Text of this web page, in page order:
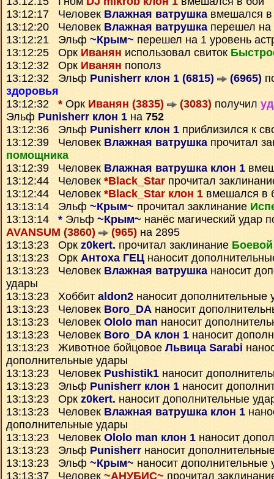
13:12:17 Человек Влажная ватрушка вмешался в
13:12:20 Человек Влажная ватрушкаперешел на
13:12:21 Эльф ~Крым~ перешел на 1 уровень
13:12:25 Орк Иванян использовал свиток
13:12:32 Орк Иванян пополз
13:12:32 Эльф Punisherr клон 1 (6815) (6965)
здоровья
13:12:32 * Орк Иванян (3835) (3083) получил
Эльф Punisherr клон 1 на 752
13:12:36 Эльф Punisherr клон 1 приблизился к
13:12:39 Человек Влажная ватрушкапрочитал
помощника
13:12:39 Человек Влажная ватрушка клон 1
13:12:44 Человек *Black_Star прочитал
13:12:44 Человек *Black_Star клон 1 вмешался в
13:13:14 Эльф ~Крым~ прочитал заклинание
13:13:14 * Эльф ~Крым~ нанёс магический удар
AVANSUM (3860)
(965) на 2895
13:13:23 Орк z0kert. прочитал заклинание
13:13:23 Орк Антоха ГЕЦ наносит
13:13:23 Человек Влажная ватрушкананосит
удары
13:13:23 Хоббит aldon2 наносит дополнительные
13:13:23 Человек Boro_DA наносит
13:13:23 Человек Ololo man наносит
13:13:23 Человек Boro_DA клон 1 наносит
13:13:23 Животное бойцовое Львица Sarabi
дополнительные удары
13:13:23 Человек Pushistik1 наносит
13:13:23 Эльф Punisherr клон 1 наносит
13:13:23 Орк z0kert. наносит дополнительные
13:13:23 Человек Влажная ватрушка клон 1
дополнительные удары
13:13:23 Человек Ololo man клон 1 наносит
13:13:23 Эльф Punisherr наносит
13:13:23 Эльф ~Крым~ наносит дополнительные
13:13:37 Человек ~АНУБИС~ прочитал